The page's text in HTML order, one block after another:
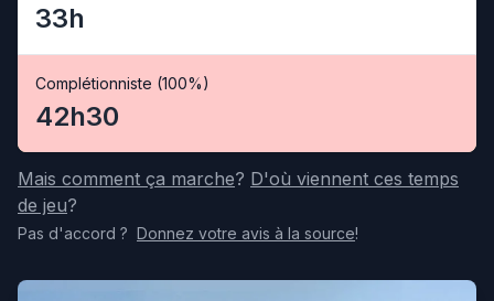
33h
Complétionniste (100%)
42h30
Mais comment ça marche? D'où viennent ces temps
de jeu?
Pas d'accord ? Donnez votre avis à la source!